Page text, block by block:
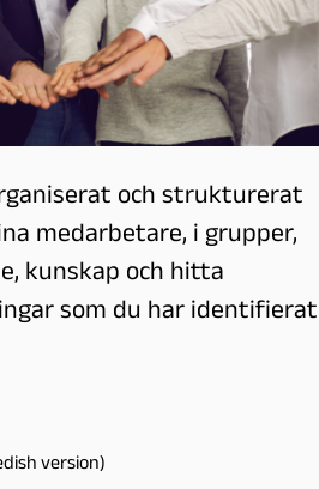
och strukturerat
medarbetare, i grupper,
kunskap och hitta
som du har identifierat
version)